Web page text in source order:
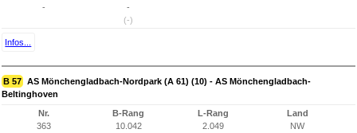
-
-
(-)
Infos...
B 57 AS Mönchengladbach-Nordpark (A 61) (10) - AS Mönchengladbach-
Beltinghoven
Nr.
363
B-Rang
10.042
L-Rang
2.049
Land
NW